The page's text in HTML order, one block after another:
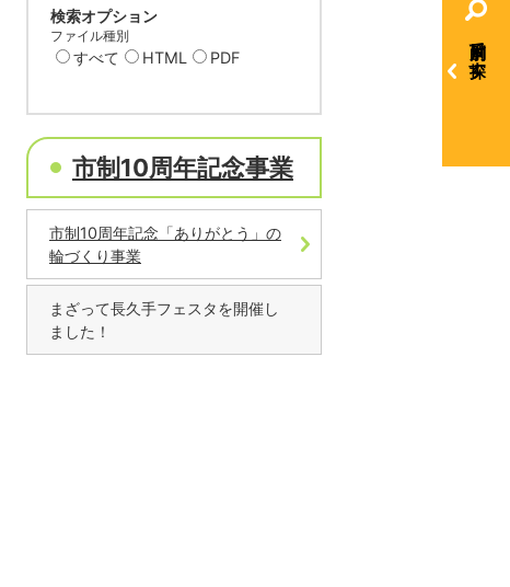
目的別で探す
検索オプション
ファイル種別
すべて HTML PDF
市制10周年記念事業
市制10周年記念「ありがとう」の
輪づくり事業
まざって長久手フェスタを開催し
ました！